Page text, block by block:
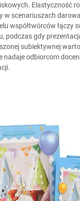
Elastyczność
w scenariuszach
współtwórców łączy
podczas gdy
subiektywnej
nadaje odbiorcom